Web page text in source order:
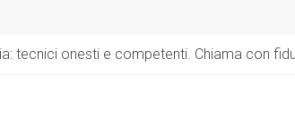
tecnici onesti e competenti. Chiama con